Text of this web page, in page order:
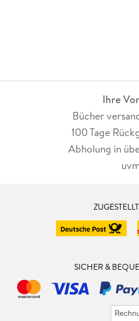
Ihre
Bücher
100 Tage
Abholung in
SICHER &